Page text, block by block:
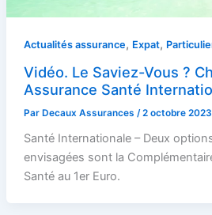
Actualités assurance, Expat,
Vidéo. Le Saviez-Vous ?
Assurance Santé
Par Decaux Assurances /2 octobre 2023
Santé Internationale – Deux
envisagées sont la
Santé au 1er Euro.